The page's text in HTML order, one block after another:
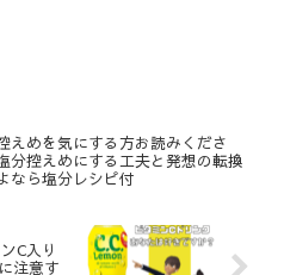
えめを気にする方お読みくださ
分控えめにする工夫と発想の転換
なら塩分レシピ付
C入り
注意す